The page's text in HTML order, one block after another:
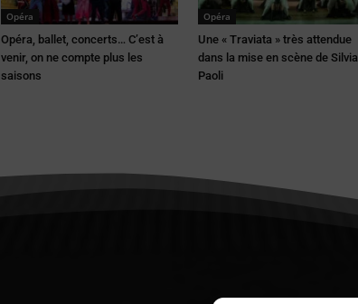
Opéra
Opéra, ballet, concerts… C’est à
venir, on ne compte plus les
saisons
Opéra
Une « Traviata » très attendue
dans la mise en scène de Silvia
Paoli